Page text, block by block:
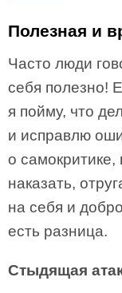
Полезная и
Часто люди
себя полезно!
я пойму, что
и исправлю
о
наказать,
на себя и
есть разница.
Стыдящая